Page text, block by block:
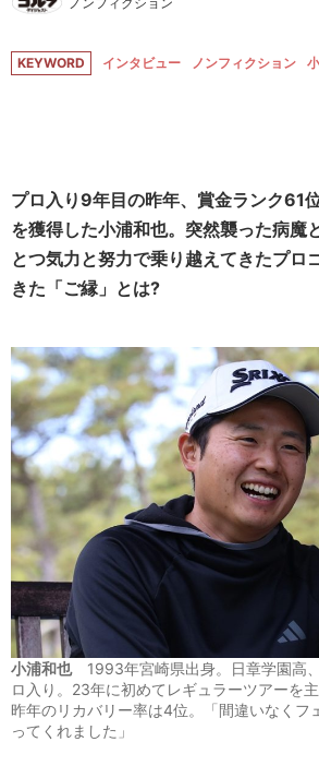
KEYWORD インタビュー ノンフィクション
プロ入り9年目の昨年、賞金ランク61
を獲得した小浦和也。突然襲った病魔
とつ気力と努力で乗り越えてきたプロ
きた「ご縁」とは?
小浦和也1993年宮崎県出身。日章学園高
ロ入り。23年に初めてレギュラーツアーを
昨年のリカバリー率は4位。「間違いなくフ
ってくれました」